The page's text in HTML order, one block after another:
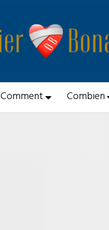
Comment Combien